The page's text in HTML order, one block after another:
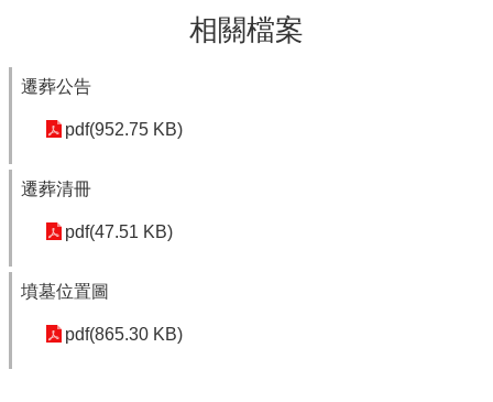
相關檔案
遷葬公告
pdf(952.75 KB)
遷葬清冊
pdf(47.51 KB)
墳墓位置圖
pdf(865.30 KB)